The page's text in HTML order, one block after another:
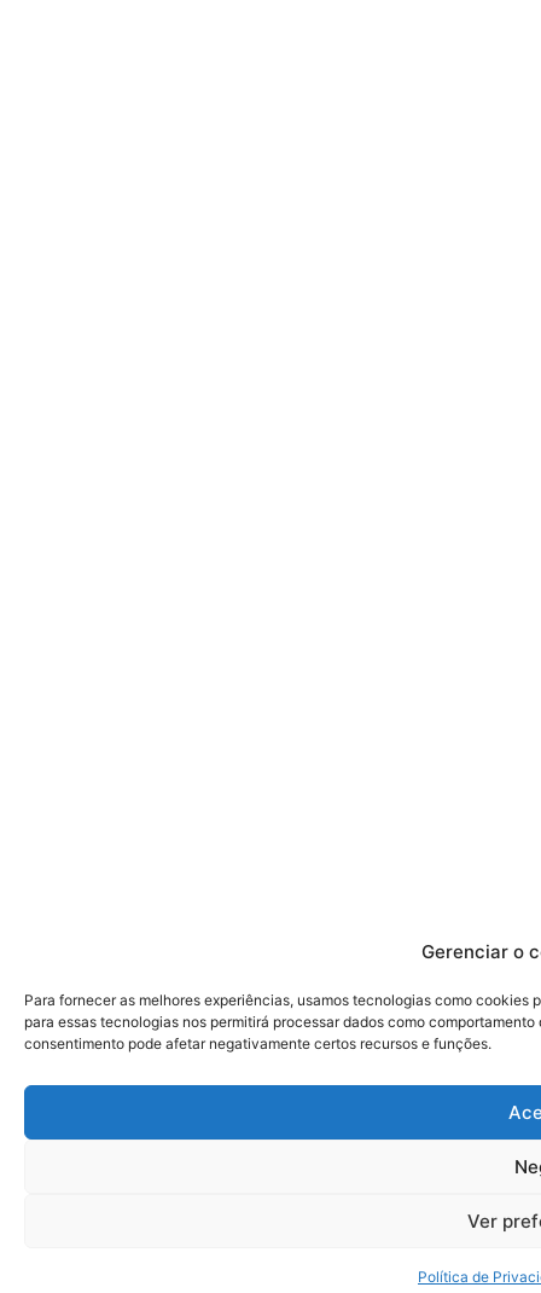
Gerenciar o
Para fornecer as melhores experiências, usamos tecnologias como
para essas tecnologias nos permitirá processar dados como
consentimento pode afetar negativamente certos recursos e funções.
Ver
Política de